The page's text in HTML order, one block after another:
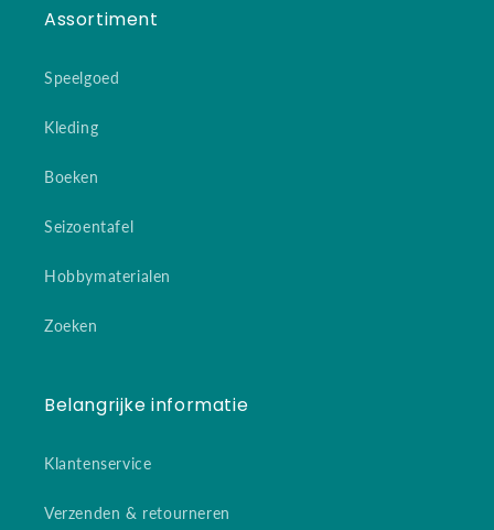
Assortiment
Speelgoed
Kleding
Boeken
Seizoentafel
Hobbymaterialen
Zoeken
Belangrijke informatie
Klantenservice
Verzenden & retourneren